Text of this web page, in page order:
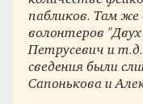
пабликов. Там же
волонтеров
Петрусевич и
сведения были
Сапонькова и